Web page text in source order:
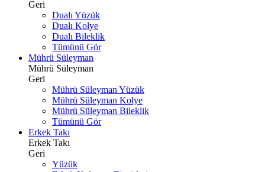
Geri
Dualı Yüzük
Dualı Kolye
Dualı Bileklik
Tümünü Gör
Mührü Süleyman
Mührü Süleyman
Geri
Mührü Süleyman Yüzük
Mührü Süleyman Kolye
Mührü Süleyman Bileklik
Tümünü Gör
Erkek Takı
Erkek Takı
Geri
Yüzük